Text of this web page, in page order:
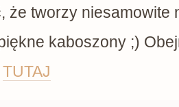
że tworzy niesamowite
kaboszony ;)
TUTAJ